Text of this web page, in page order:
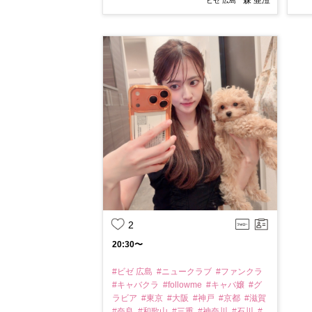
2
20:30〜
#ビゼ 広島 #ニュークラブ #ファンクラ
#キャバクラ #followme #キャバ嬢 #グ
ラビア #東京 #大阪 #神戸 #京都 #滋賀